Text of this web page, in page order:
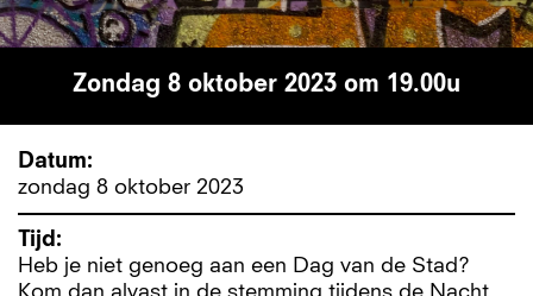
zondag 8 oktober 2023 om 19.00u
Datum
zondag 8 oktober 2023
Tijd
Heb je niet genoeg aan een Dag van de Stad?